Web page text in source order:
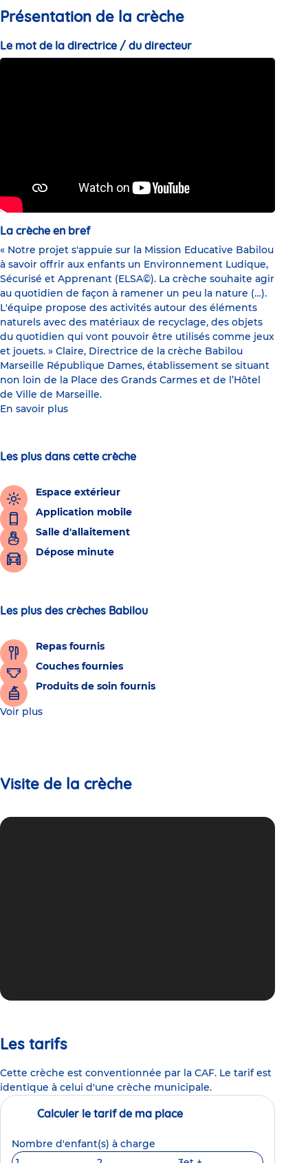
Présentation de la crèche
Le mot de la directrice / du directeur
La crèche en bref
« Notre projet s'appuie sur la Mission Educative Babilou
à savoir offrir aux enfants un Environnement Ludique,
Sécurisé et Apprenant (ELSA©). La crèche souhaite agir
au quotidien de façon à ramener un peu la nature (…).
L'équipe propose des activités autour des éléments
naturels avec des matériaux de recyclage, des objets
du quotidien qui vont pouvoir être utilisés comme jeux
et jouets. » Claire, Directrice de la crèche Babilou
Marseille République Dames, établissement se situant
non loin de la Place des Grands Carmes et de l’Hôtel
de Ville de Marseille.
En savoir plus
Les plus dans cette crèche
Espace extérieur
Application mobile
Salle d'allaitement
Dépose minute
Les plus des crèches Babilou
Repas fournis
Couches fournies
Produits de soin fournis
Voir plus
Visite de la crèche
Les tarifs
Cette crèche est conventionnée par la CAF. Le tarif est
identique à celui d'une crèche municipale.
Calculer le tarif de ma place
Nombre d'enfant(s) à charge